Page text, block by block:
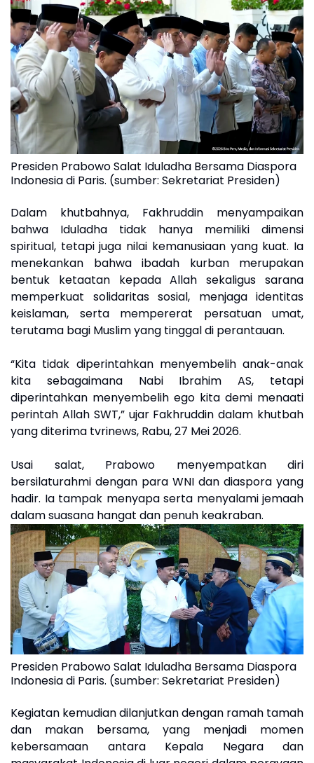
Presiden Prabowo Salat Iduladha Bersama Diaspora
Indonesia di Paris. (sumber: Sekretariat Presiden)
Dalam khutbahnya, Fakhruddin menyampaikan
bahwa Iduladha tidak hanya memiliki dimensi
spiritual, tetapi juga nilai kemanusiaan yang kuat. Ia
menekankan bahwa ibadah kurban merupakan
bentuk ketaatan kepada Allah sekaligus sarana
memperkuat solidaritas sosial, menjaga identitas
keislaman, serta mempererat persatuan umat,
terutama bagi Muslim yang tinggal di perantauan.
“Kita tidak diperintahkan menyembelih anak-anak
kita sebagaimana Nabi Ibrahim AS, tetapi
diperintahkan menyembelih ego kita demi menaati
perintah Allah SWT,” ujar Fakhruddin dalam khutbah
yang diterima tvrinews, Rabu, 27 Mei 2026.
Usai salat, Prabowo menyempatkan diri
bersilaturahmi dengan para WNI dan diaspora yang
hadir. Ia tampak menyapa serta menyalami jemaah
dalam suasana hangat dan penuh keakraban.
Presiden Prabowo Salat Iduladha Bersama Diaspora
Indonesia di Paris. (sumber: Sekretariat Presiden)
Kegiatan kemudian dilanjutkan dengan ramah tamah
dan makan bersama, yang menjadi momen
kebersamaan antara Kepala Negara dan